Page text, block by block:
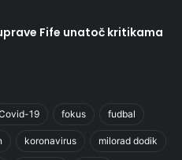
Fife unatoč kritikama
19 fokus fudbal
koronavirus milorad dodik